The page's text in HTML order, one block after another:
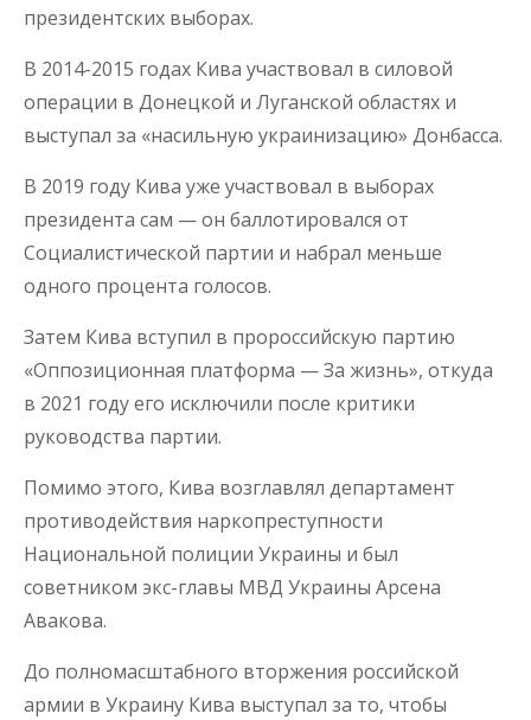
президентских выборах.
В 2014-2015 годах Кива участвовал в силовой
операции в Донецкой и Луганской областях и
выступал за «насильную украинизацию» Донбасса.
В 2019 году Кива уже участвовал в выборах
президента сам — он баллотировался от
Социалистической партии и набрал меньше
одного процента голосов.
Затем Кива вступил в пророссийскую партию
«Оппозиционная платформа — За жизнь», откуда
в 2021 году его исключили после критики
руководства партии.
Помимо этого, Кива возглавлял департамент
противодействия наркопреступности
Национальной полиции Украины и был
советником экс-главы МВД Украины Арсена
Авакова.
До полномасштабного вторжения российской
армии в Украину Кива выступал за то, чтобы